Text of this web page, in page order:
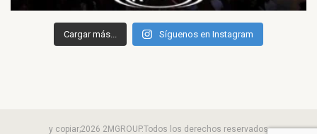
Cargar más... Síguenos en Instagram
y copiar;2026 2MGROUP.Todos los derechos reservados